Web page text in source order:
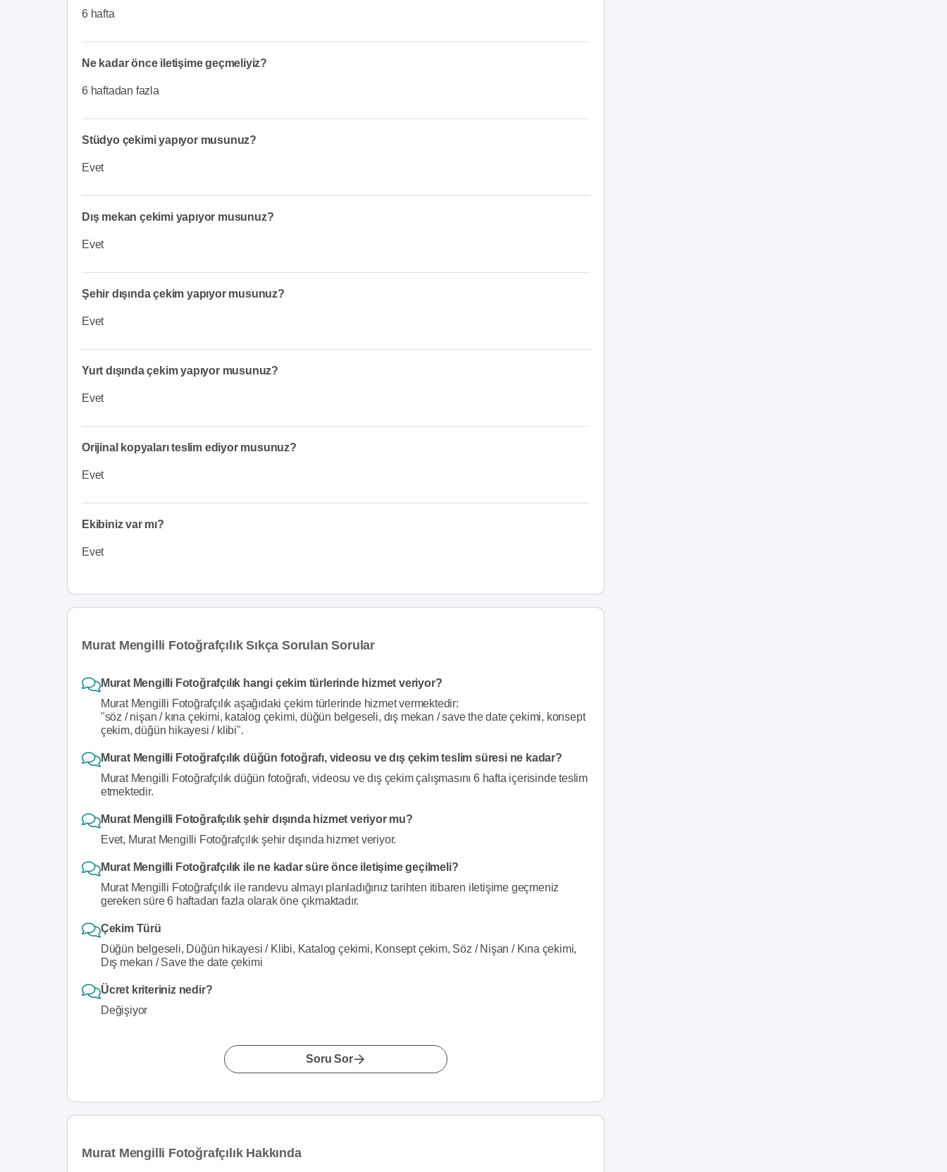
6 hafta
Ne kadar önce iletişime geçmeliyiz?
6 haftadan fazla
Stüdyo çekimi yapıyor musunuz?
Evet
Dış mekan çekimi yapıyor musunuz?
Evet
Şehir dışında çekim yapıyor musunuz?
Evet
Yurt dışında çekim yapıyor musunuz?
Evet
Orijinal kopyaları teslim ediyor musunuz?
Evet
Ekibiniz var mı?
Evet
Murat Mengilli Fotoğrafçılık Sıkça Sorulan Sorular
Murat Mengilli Fotoğrafçılık hangi çekim türlerinde hizmet veriyor?
Murat Mengilli Fotoğrafçılık aşağıdaki çekim türlerinde hizmet vermektedir:
"söz / nişan / kına çekimi, katalog çekimi, düğün belgeseli, dış mekan / save the date çekimi, konsept
çekim, düğün hikayesi / klibi".
Murat Mengilli Fotoğrafçılık düğün fotoğrafı, videosu ve dış çekim teslim süresi ne kadar?
Murat Mengilli Fotoğrafçılık düğün fotoğrafı, videosu ve dış çekim çalışmasını 6 hafta içerisinde teslim
etmektedir.
Murat Mengilli Fotoğrafçılık şehir dışında hizmet veriyor mu?
Evet, Murat Mengilli Fotoğrafçılık şehir dışında hizmet veriyor.
Murat Mengilli Fotoğrafçılık ile ne kadar süre önce iletişime geçilmeli?
Murat Mengilli Fotoğrafçılık ile randevu almayı planladığınız tarihten itibaren iletişime geçmeniz
gereken süre 6 haftadan fazla olarak öne çıkmaktadır.
Çekim Türü
Düğün belgeseli, Düğün hikayesi / Klibi, Katalog çekimi, Konsept çekim, Söz / Nişan / Kına çekimi,
Dış mekan / Save the date çekimi
Ücret kriteriniz nedir?
Değişiyor
Soru Sor
Murat Mengilli Fotoğrafçılık Hakkında